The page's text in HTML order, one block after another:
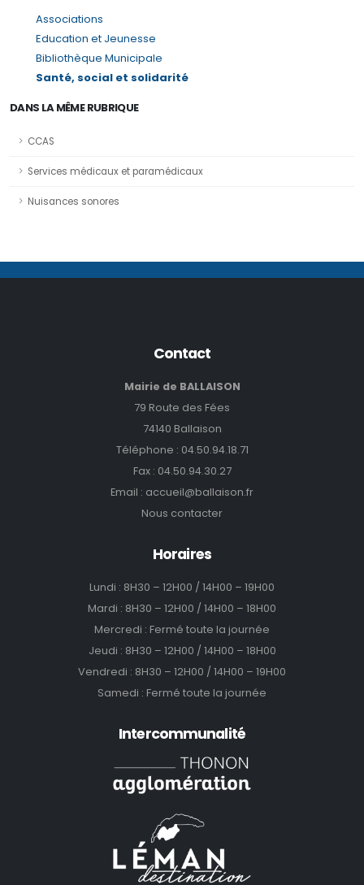
Associations
Education et Jeunesse
Bibliothèque Municipale
Santé, social et solidarité
DANS LA MÊME RUBRIQUE
CCAS
Services médicaux et paramédicaux
Nuisances sonores
Contact
Mairie de BALLAISON
79 Route des Fées
74140 Ballaison
Téléphone : 04.50.94.18.71
Fax : 04.50.94.30.27
Email : accueil@ballaison.fr
Nous contacter
Horaires
Lundi : 8H30 – 12H00 / 14H00 – 19H00
Mardi : 8H30 – 12H00 / 14H00 – 18H00
Mercredi : Fermé toute la journée
Jeudi : 8H30 – 12H00 / 14H00 – 18H00
Vendredi : 8H30 – 12H00 / 14H00 – 19H00
Samedi : Fermé toute la journée
Intercommunalité